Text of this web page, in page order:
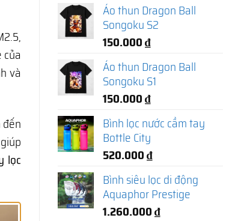
và
lọc
Áo thun Dragon Ball
Songoku S2
150.000₫
Áo thun Dragon Ball
Songoku S1
150.000₫
Bình lọc nước cầm tay
Bottle City
520.000₫
Bình siêu lọc di động
Aquaphor Prestige
1.260.000₫